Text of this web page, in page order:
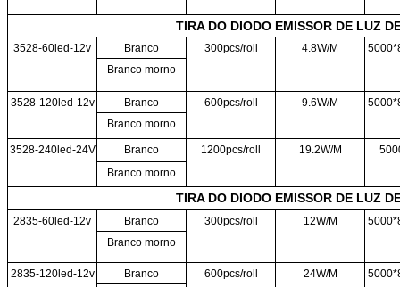
TIRA DO DIODO EMISSOR DE LUZ
3528-60led-12v Branco 300pcs/roll 4.8W/M
Branco morno
3528-120led-12v Branco 600pcs/roll 9.6W/M
Branco morno
3528-240led-24V Branco 1200pcs/roll 19.2W/M
Branco morno
TIRA DO DIODO EMISSOR DE LUZ
2835-60led-12v Branco 300pcs/roll 12W/M
Branco morno
2835-120led-12v Branco 600pcs/roll 24W/M